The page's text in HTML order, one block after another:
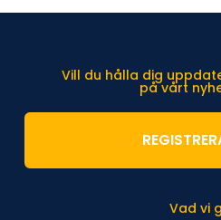
Vad vi
Vill du hålla dig
på vårt